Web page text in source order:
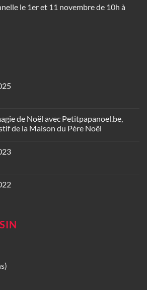
le 1er et 11 novembre de 10h à
de Noël avec Petitpapanoel.be,
de la Maison du Père Noël